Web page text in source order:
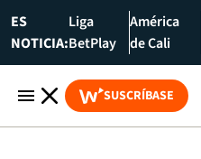
ES
NOTICIA:
Liga
BetPlay
América
de Cali
SUSCRÍBASE